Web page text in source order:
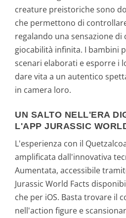
creature preistoriche sono
che permettono di
regalando una sensazione
giocabilità infinita. I bambini
scenari elaborati e esporre i
dare vita a un autentico
in camera loro.
UN SALTO NELL'ERA
L'APP JURASSIC
L'esperienza con il
amplificata dall'innovativa
Aumentata, accessibile
Jurassic World Facts
che per iOS. Basta trovare il
nell'action figure e